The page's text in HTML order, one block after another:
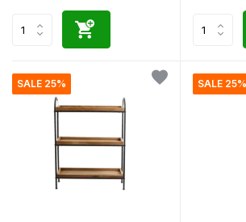
SALE 25% SALE 25%